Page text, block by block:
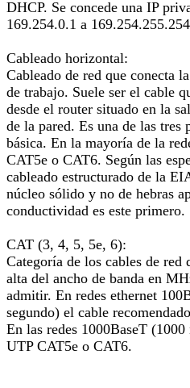
DHCP. Se concede una IP
169.254.0.1 a
Cableado horizontal:
Cableado de red que conecta
de trabajo. Suele ser el cable
desde el router situado en la
de la pared. Es una de las tres
básica. En la mayoría de la
CAT5e o CAT6. Según las
cableado estructurado de la
núcleo sólido y no de hebras
conductividad es este primero.
CAT (3, 4, 5, 5e, 6):
Categoría de los cables de
alta del ancho de banda en
admitir. En redes ethernet
segundo) el cable
En las redes 1000BaseT
UTP CAT5e o CAT6.